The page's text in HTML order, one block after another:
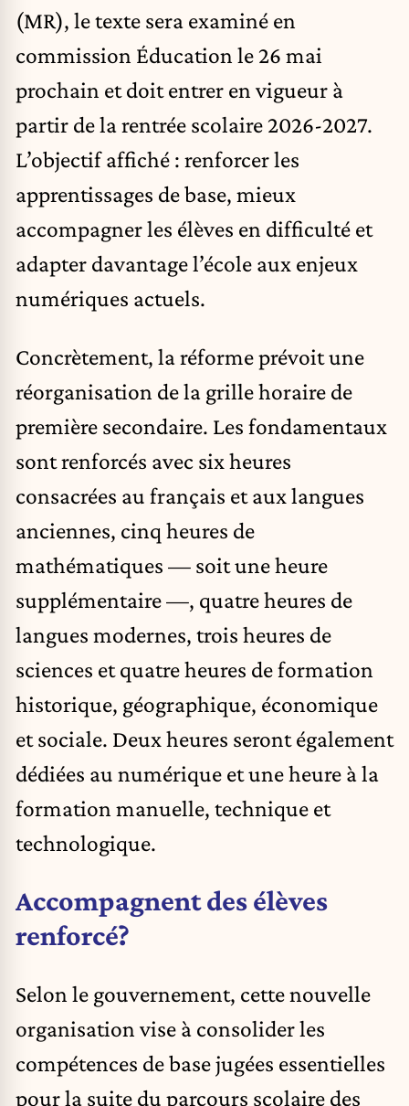
(MR), le texte sera examiné en
commission Éducation le 26 mai
prochain et doit entrer en vigueur à
partir de la rentrée scolaire 2026-2027.
L’objectif affiché : renforcer les
apprentissages de base, mieux
accompagner les élèves en difficulté et
adapter davantage l’école aux enjeux
numériques actuels.
Concrètement, la réforme prévoit une
réorganisation de la grille horaire de
première secondaire. Les fondamentaux
sont renforcés avec six heures
consacrées au français et aux langues
anciennes, cinq heures de
mathématiques — soit une heure
supplémentaire —, quatre heures de
langues modernes, trois heures de
sciences et quatre heures de formation
historique, géographique, économique
et sociale. Deux heures seront également
dédiées au numérique et une heure à la
formation manuelle, technique et
technologique.
Accompagnent des élèves
renforcé?
Selon le gouvernement, cette nouvelle
organisation vise à consolider les
compétences de base jugées essentielles
pour la suite du parcours scolaire des